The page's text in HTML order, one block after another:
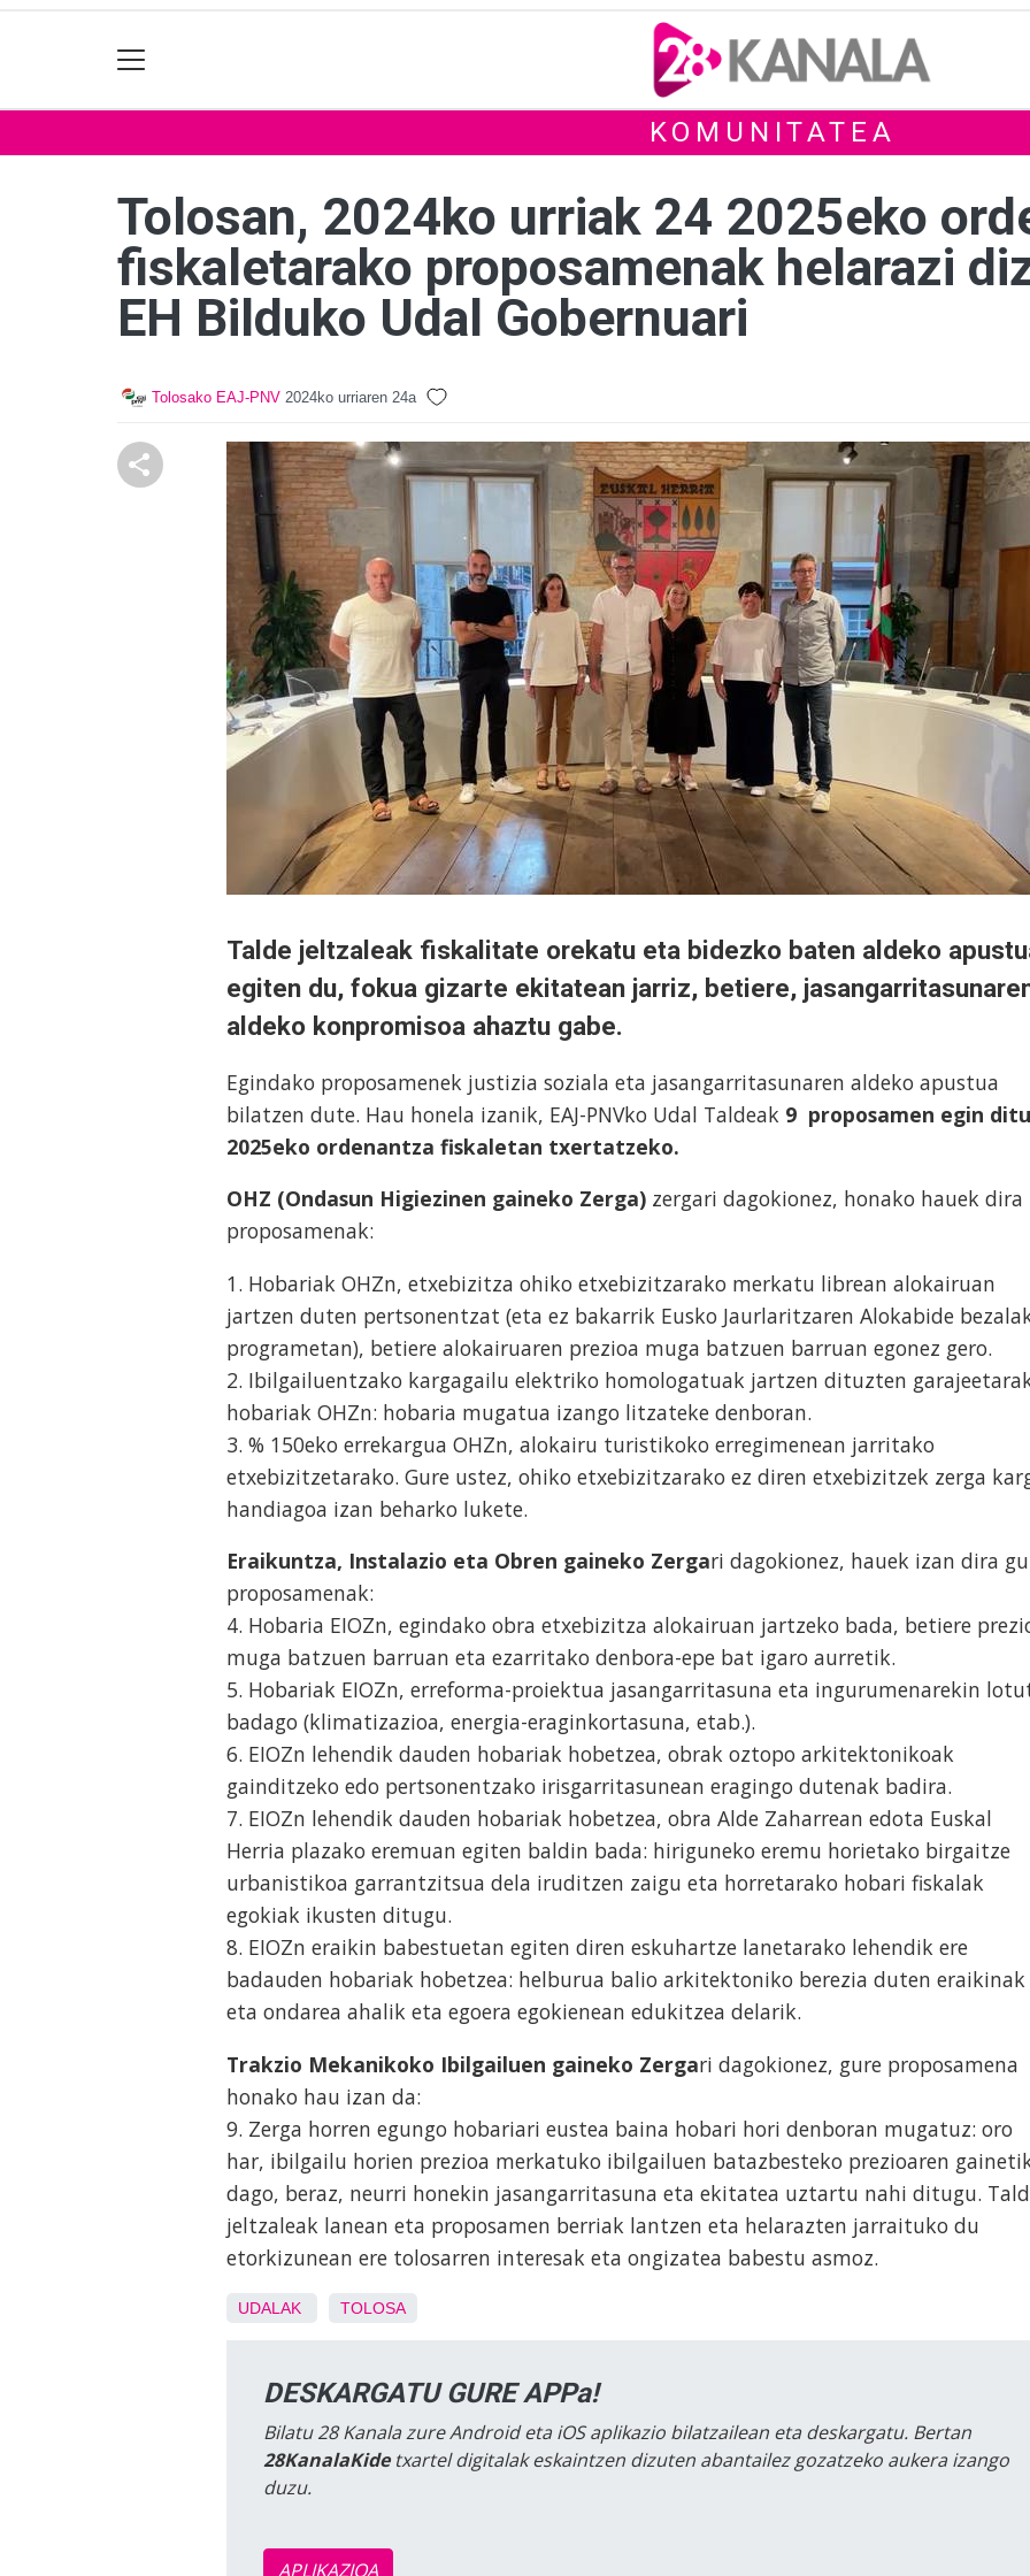
KOMUNITATEA
Tolosan, 2024ko urriak 24 2025eko
fiskaletarako proposamenak helarazi
EH Bilduko Udal Gobernuari
Tolosako EAJ-PNV 2024ko urriaren 24a
Talde jeltzaleak fiskalitate orekatu eta bidezko baten aldeko
egiten du, fokua gizarte ekitatean jarriz, betiere,
aldeko konpromisoa ahaztu gabe.
Egindako proposamenek justizia soziala eta jasangarritasunaren aldeko apustua
bilatzen dute. Hau honela izanik, EAJ-PNVko Udal Taldeak 9 proposamen egin ditu
2025eko ordenantza fiskaletan txertatzeko.
OHZ (Ondasun Higiezinen gaineko Zerga) zergari dagokionez, honako hauek dira
proposamenak:
1. Hobariak OHZn, etxebizitza ohiko etxebizitzarako merkatu librean alokairuan
jartzen duten pertsonentzat (eta ez bakarrik Eusko Jaurlaritzaren Alokabide
programetan), betiere alokairuaren prezioa muga batzuen barruan egonez gero.
2. Ibilgailuentzako kargagailu elektriko homologatuak jartzen dituzten
hobariak OHZn: hobaria mugatua izango litzateke denboran.
3. % 150eko errekargua OHZn, alokairu turistikoko erregimenean jarritako
etxebizitzetarako. Gure ustez, ohiko etxebizitzarako ez diren etxebizitzek zerga
handiagoa izan beharko lukete.
Eraikuntza, Instalazio eta Obren gaineko Zergari dagokionez, hauek izan dira
proposamenak:
4. Hobaria EIOZn, egindako obra etxebizitza alokairuan jartzeko bada, betiere
muga batzuen barruan eta ezarritako denbora-epe bat igaro aurretik.
5. Hobariak EIOZn, erreforma-proiektua jasangarritasuna eta ingurumenarekin
badago (klimatizazioa, energia-eraginkortasuna, etab.).
6. EIOZn lehendik dauden hobariak hobetzea, obrak oztopo arkitektonikoak
gainditzeko edo pertsonentzako irisgarritasunean eragingo dutenak badira.
7. EIOZn lehendik dauden hobariak hobetzea, obra Alde Zaharrean edota Euskal
Herria plazako eremuan egiten baldin bada: hiriguneko eremu horietako birgaitze
urbanistikoa garrantzitsua dela iruditzen zaigu eta horretarako hobari fiskalak
egokiak ikusten ditugu.
8. EIOZn eraikin babestuetan egiten diren eskuhartze lanetarako lehendik ere
badauden hobariak hobetzea: helburua balio arkitektoniko berezia duten eraikinak
eta ondarea ahalik eta egoera egokienean edukitzea delarik.
Trakzio Mekanikoko Ibilgailuen gaineko Zergari dagokionez, gure proposamena
honako hau izan da:
9. Zerga horren egungo hobariari eustea baina hobari hori denboran mugatuz: oro
har, ibilgailu horien prezioa merkatuko ibilgailuen batazbesteko prezioaren
dago, beraz, neurri honekin jasangarritasuna eta ekitatea uztartu nahi ditugu.
jeltzaleak lanean eta proposamen berriak lantzen eta helarazten jarraituko du
etorkizunean ere tolosarren interesak eta ongizatea babestu asmoz.
UDALAK TOLOSA
DESKARGATU GURE APPa!
Bilatu 28 Kanala zure Android eta iOS aplikazio bilatzailean eta deskargatu. Bertan
28KanalaKidetxartel digitalak eskaintzen dizuten abantailez gozatzeko aukera izango
duzu.
APLIKAZIOA